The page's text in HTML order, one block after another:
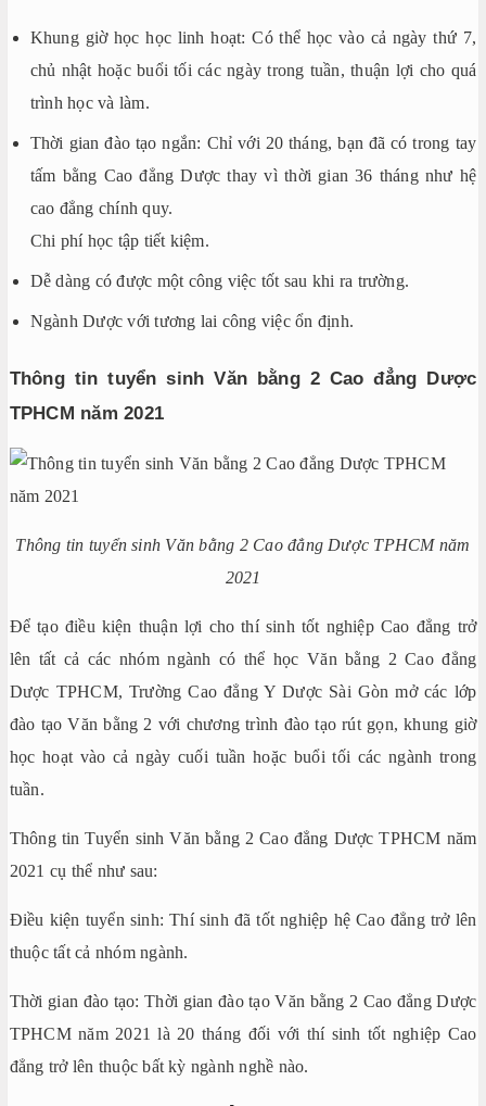
Khung giờ học học linh hoạt: Có thể học vào cả ngày thứ 7,
chủ nhật hoặc buổi tối các ngày trong tuần, thuận lợi cho quá
trình học và làm.
Thời gian đào tạo ngắn: Chỉ với 20 tháng, bạn đã có trong tay
tấm bằng Cao đẳng Dược thay vì thời gian 36 tháng như hệ
cao đẳng chính quy.
Chi phí học tập tiết kiệm.
Dễ dàng có được một công việc tốt sau khi ra trường.
Ngành Dược với tương lai công việc ổn định.
Thông tin tuyển sinh Văn bằng 2 Cao đẳng Dược
TPHCM năm 2021
Thông tin tuyển sinh Văn bằng 2 Cao đẳng Dược TPHCM năm
2021
Để tạo điều kiện thuận lợi cho thí sinh tốt nghiệp Cao đẳng trở
lên tất cả các nhóm ngành có thể học Văn bằng 2 Cao đẳng
Dược TPHCM, Trường Cao đẳng Y Dược Sài Gòn mở các lớp
đào tạo Văn bằng 2 với chương trình đào tạo rút gọn, khung giờ
học hoạt vào cả ngày cuối tuần hoặc buổi tối các ngành trong
tuần.
Thông tin Tuyển sinh Văn bằng 2 Cao đẳng Dược TPHCM năm
2021 cụ thể như sau:
Điều kiện tuyển sinh: Thí sinh đã tốt nghiệp hệ Cao đẳng trở lên
thuộc tất cả nhóm ngành.
Thời gian đào tạo: Thời gian đào tạo Văn bằng 2 Cao đẳng Dược
TPHCM năm 2021 là 20 tháng đối với thí sinh tốt nghiệp Cao
đẳng trở lên thuộc bất kỳ ngành nghề nào.